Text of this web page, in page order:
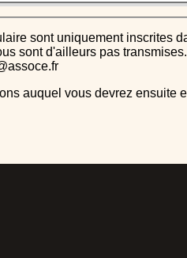
sont d'ailleurs pas